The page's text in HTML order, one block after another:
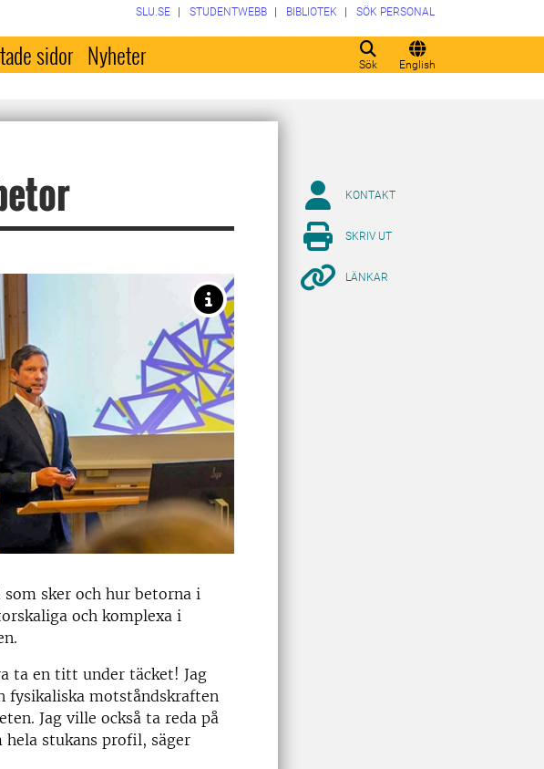
Sök English
SLU.SE STUDENTWEBB BIBLIOTEK SÖK PERSONAL
sidor Nyheter
sker och hur betorna i
och komplexa i
ta en titt under täcket! Jag
fysikaliska motståndskraften
Jag ville också ta reda på
stukans profil, säger
KONTAKT
SKRIV UT
LÄNKAR